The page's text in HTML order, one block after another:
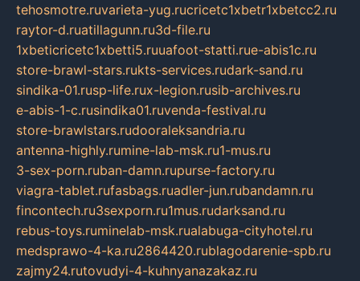
tehosmotre.ruvarieta-yug.rucricetc1xbetr1xbetcc2.ru
raytor-d.ruatillagunn.ru3d-file.ru
1xbeticricetc1xbetti5.ruuafoot-statti.rue-abis1c.ru
store-brawl-stars.rukts-services.rudark-sand.ru
sindika-01.rusp-life.rux-legion.rusib-archives.ru
e-abis-1-c.rusindika01.ruvenda-festival.ru
store-brawlstars.rudooraleksandria.ru
antenna-highly.rumine-lab-msk.ru1-mus.ru
3-sex-porn.ruban-damn.rupurse-factory.ru
viagra-tablet.rufasbags.ruadler-jun.rubandamn.ru
fincontech.ru3sexporn.ru1mus.rudarksand.ru
rebus-toys.ruminelab-msk.rualabuga-cityhotel.ru
medsprawo-4-ka.ru2864420.rublagodarenie-spb.ru
zajmy24.rutovudyi-4-kuhnyanazakaz.ru